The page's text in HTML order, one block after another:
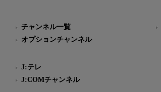
チャンネル一覧
オプションチャンネル
J:テレ
J:COMチャンネル